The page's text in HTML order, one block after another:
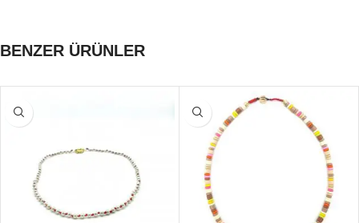
BENZER ÜRÜNLER